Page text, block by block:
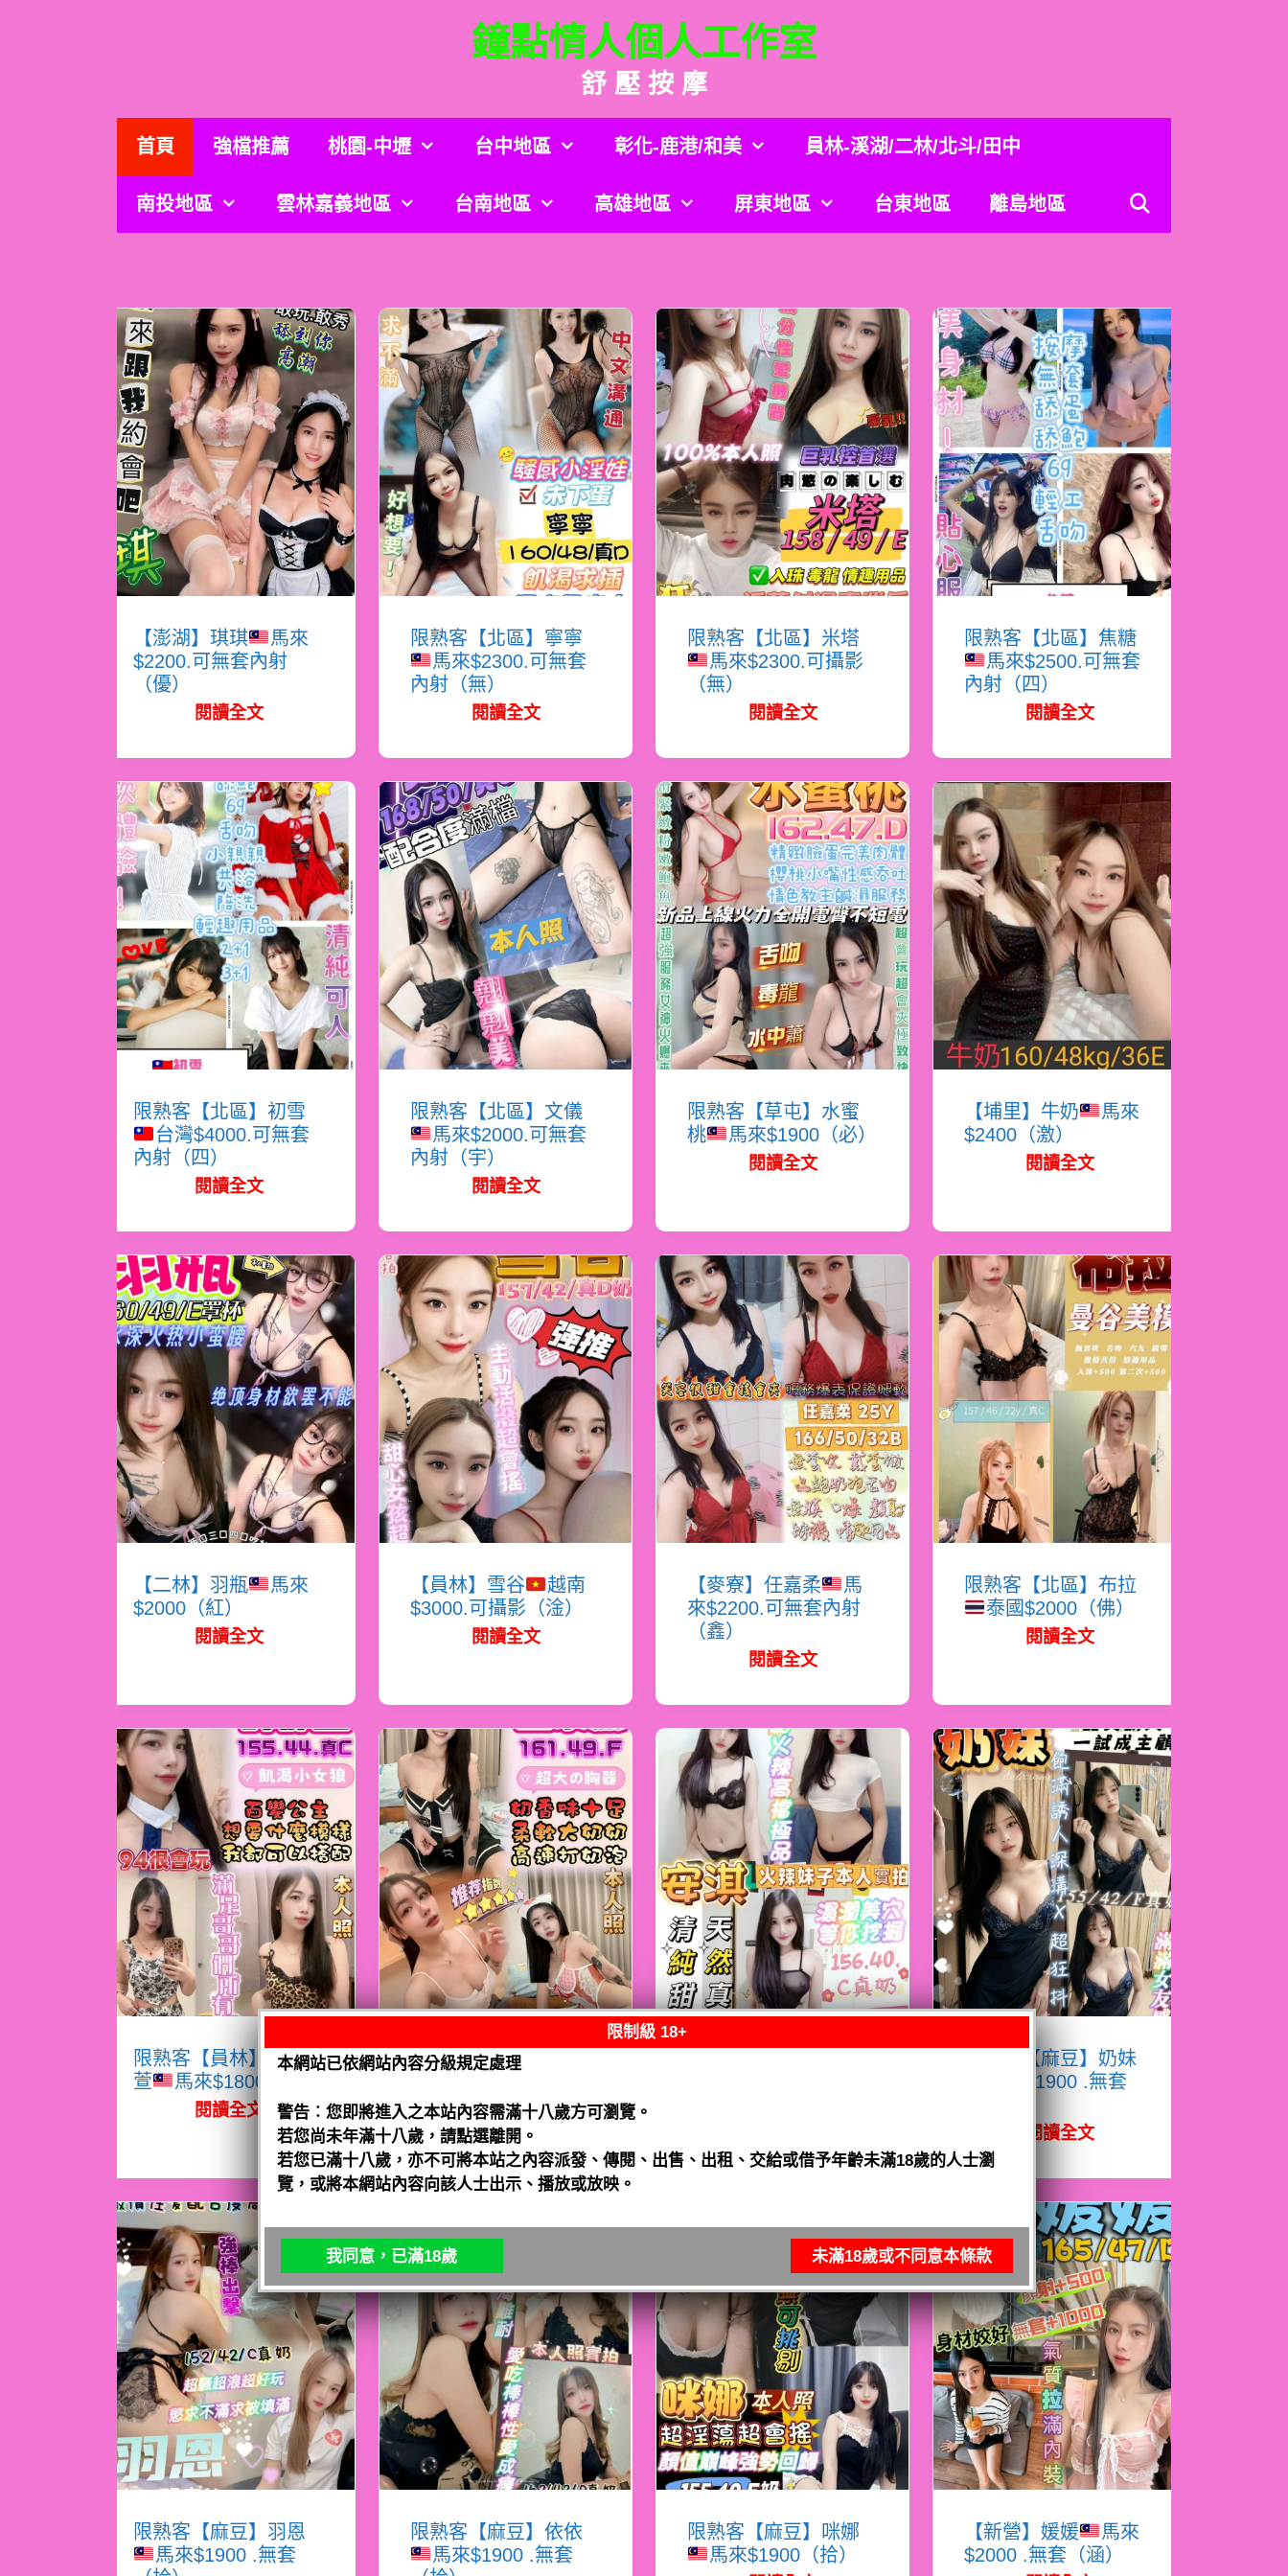
鐘點情人個人工作室
舒 壓 按 摩
首頁 強檔推薦 桃園-中壢 台中地區 彰化-鹿港/和美 員林-溪湖/二林/北斗/田中
南投地區 雲林嘉義地區 台南地區 高雄地區 屏東地區 台東地區 離島地區
【澎湖】琪琪
馬來
$2200.可無套內射
（優）
閱讀全文
限熟客【北區】寧寧
馬來$2300.可無套
內射（無）
閱讀全文
限熟客【北區】米塔
馬來$2300.可攝影
（無）
閱讀全文
限熟客【北區】焦糖
馬來$2500.可無套
內射（四）
閱讀全文
限熟客【北區】初雪
台灣$4000.可無套
內射（四）
閱讀全文
限熟客【北區】文儀
馬來$2000.可無套
內射（宇）
閱讀全文
限熟客【草屯】水蜜
桃
馬來$1900（必）
閱讀全文
【埔里】牛奶
馬來
$2400（激）
閱讀全文
【二林】羽瓶
馬來
$2000（紅）
閱讀全文
【員林】雪谷
越南
$3000.可攝影（淦）
閱讀全文
【麥寮】任嘉柔
馬
來$2200.可無套內射
（鑫）
閱讀全文
限熟客【北區】布拉
泰國$2000（佛）
閱讀全文
限熟客【員林】許郁
萱
馬來$1800（跑）
閱讀全文
限熟客【鹿港】金泰
閱讀全文
限熟客【麻豆】奶妹
馬來$1900 .無套
閱讀全文
限熟客【麻豆】羽恩
馬來$1900 .無套
限熟客【麻豆】依依
馬來$1900 .無套
限熟客【麻豆】咪娜
馬來$1900（拾）
【新營】媛媛
馬來
$2000 .無套（涵）
限制級 18+
本網站已依網站內容分級規定處理
警告︰您即將進入之本站內容需滿十八歲方可瀏覽。
若您尚未年滿十八歲，請點選離開。
若您已滿十八歲，亦不可將本站之內容派發、傳閱、出售、出租、交給或借予年齡未滿18歲的人士瀏
覽，或將本網站內容向該人士出示、播放或放映。
我同意，已滿18歲 未滿18歲或不同意本條款